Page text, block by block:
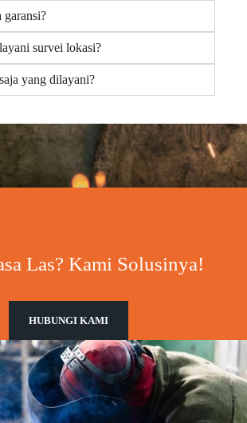
garansi?
survei lokasi?
yang dilayani?
Las? Kami Solusinya!
HUBUNGI KAMI